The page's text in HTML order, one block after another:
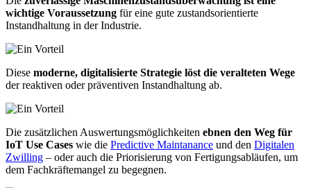
wichtige Voraussetzung für eine gute zustandsorientierte
Instandhaltung in der Industrie.
Diese moderne, digitalisierte Strategie löst die veralteten Wege
der reaktiven oder präventiven Instandhaltung ab.
Die zusätzlichen Auswertungsmöglichkeiten ebnen den Weg für
IoT Use Cases wie die Predictive Maintanance und den Digitalen
Zwilling – oder auch die Priorisierung von Fertigungsabläufen, um
dem Fachkräftemangel zu begegnen.